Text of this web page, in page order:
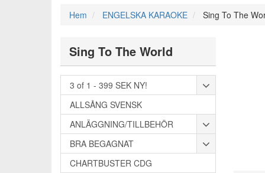
Hem ENGELSKA KARAOKE Sing To The
Sing To The World
3 of 1 - 399 SEK NY!
ALLSÅNG SVENSK
ANLÄGGNING/TILLBEHÖR
BRA BEGAGNAT
CHARTBUSTER CDG